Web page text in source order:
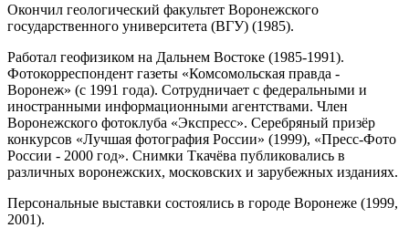
Окончил геологический факультет Воронежского
государственного университета (ВГУ) (1985).
Работал геофизиком на Дальнем Востоке (1985-1991).
Фотокорреспондент газеты «Комсомольская правда -
Воронеж» (с 1991 года). Сотрудничает с федеральными и
иностранными информационными агентствами. Член
Воронежского фотоклуба «Экспресс». Серебряный призёр
конкурсов «Лучшая фотография России» (1999), «Пресс-Фото
России - 2000 год». Снимки Ткачёва публиковались в
различных воронежских, московских и зарубежных изданиях.
Персональные выставки состоялись в городе Воронеже (1999,
2001).